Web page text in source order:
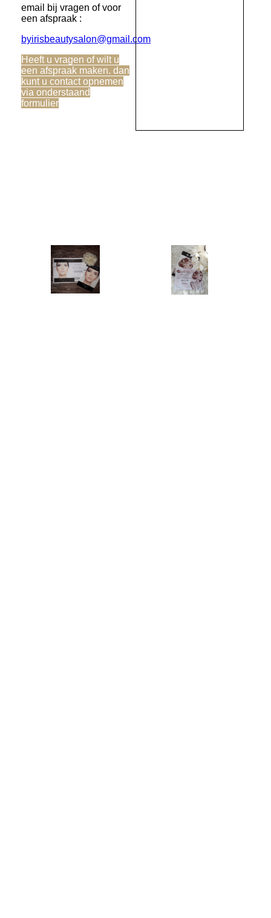
email bij vragen of voor
een afspraak :
byirisbeautysalon@gmail.com
Heeft u vragen of wilt u
een afspraak maken. dan
kunt u contact opnemen
via onderstaand
formulier